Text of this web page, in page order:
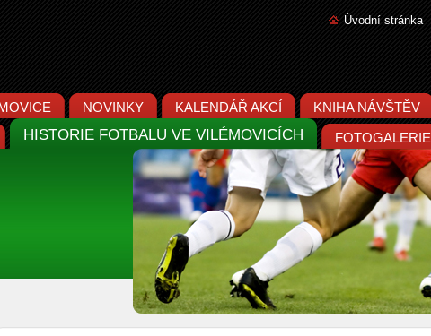
Úvodní stránka
NOVINKY KALENDÁŘ AKCÍ KNIHA NÁVŠTĚV
HISTORIE FOTBALU VE VILÉMOVICÍCH FOTOGALERIE